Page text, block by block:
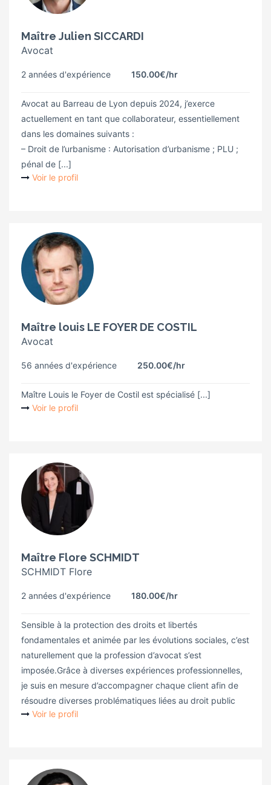
Maître Julien SICCARDI
Avocat
2 années d'expérience 150.00€/hr
Avocat au Barreau de Lyon depuis 2024, j’exerce
actuellement en tant que collaborateur, essentiellement
dans les domaines suivants :
– Droit de l’urbanisme : Autorisation d’urbanisme ; PLU ;
pénal de [...]
Voir le profil
Maître louis LE FOYER DE COSTIL
Avocat
56 années d'expérience 250.00€/hr
Maître Louis le Foyer de Costil est spécialisé [...]
Voir le profil
Maître Flore SCHMIDT
SCHMIDT Flore
2 années d'expérience 180.00€/hr
Sensible à la protection des droits et libertés
fondamentales et animée par les évolutions sociales, c’est
naturellement que la profession d’avocat s’est
imposée.Grâce à diverses expériences professionnelles,
je suis en mesure d’accompagner chaque client afin de
résoudre diverses problématiques liées au droit public
Voir le profil